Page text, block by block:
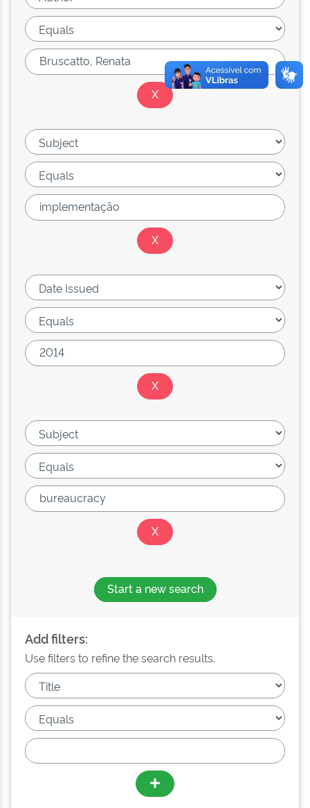
Start a new search
Add filters:
Use filters to refine the search results.